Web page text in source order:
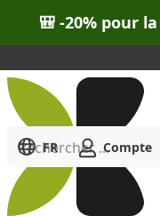
🎒 -20% pour
Menu
Rechercher ...
FR Compte